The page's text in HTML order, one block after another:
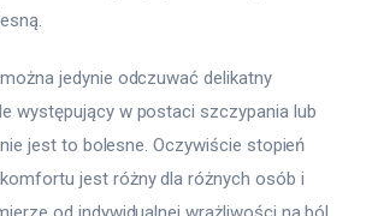
jedynie odczuwać delikatny
występujący w postaci szczypania lub
jest to bolesne. Oczywiście stopień
jest różny dla różnych osób i